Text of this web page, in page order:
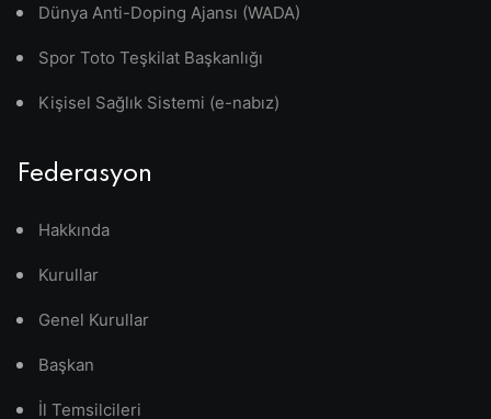
Dünya Anti-Doping Ajansı (WADA)
Spor Toto Teşkilat Başkanlığı
Kişisel Sağlık Sistemi (e-nabız)
Federasyon
Hakkında
Kurullar
Genel Kurullar
Başkan
İl Temsilcileri